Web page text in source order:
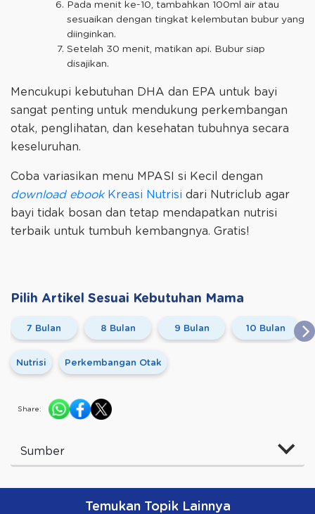
Pada menit ke-10, tambahkan 100ml air atau
sesuaikan dengan tingkat kelembutan bubur yang
diinginkan.
Setelah 30 menit, matikan api. Bubur siap
disajikan.
Mencukupi kebutuhan DHA dan EPA untuk bayi
sangat penting untuk mendukung perkembangan
otak, penglihatan, dan kesehatan tubuhnya secara
keseluruhan.
Coba variasikan menu MPASI si Kecil dengan
download ebookKreasi Nutrisi dari Nutriclub agar
bayi tidak bosan dan tetap mendapatkan nutrisi
terbaik untuk tumbuh kembangnya. Gratis!
Pilih Artikel Sesuai Kebutuhan Mama
7 Bulan 8 Bulan 9 Bulan 10 Bulan
Nutrisi Perkembangan Otak
Share:
Sumber
Temukan Topik Lainnya